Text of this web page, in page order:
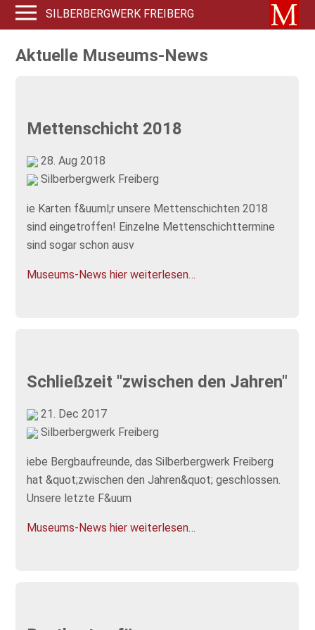
SILBERBERGWERK FREIBERG
Aktuelle Museums-News
Mettenschicht 2018
28. Aug 2018
Silberbergwerk Freiberg
ie Karten f&uuml;r unsere Mettenschichten 2018
sind eingetroffen! Einzelne Mettenschichttermine
sind sogar schon ausv
Museums-News hier weiterlesen…
Schließzeit "zwischen den Jahren"
21. Dec 2017
Silberbergwerk Freiberg
iebe Bergbaufreunde, das Silberbergwerk Freiberg
hat &quot;zwischen den Jahren&quot; geschlossen.
Unsere letzte F&uum
Museums-News hier weiterlesen…